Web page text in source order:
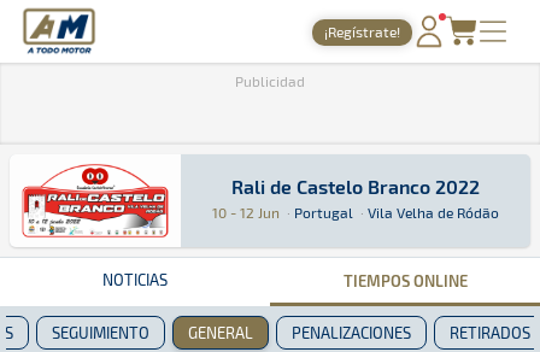
A Todo Motor · Revista del motor desde 1999
¡Regístrate!
NOTICIAS
AGENDA
GALERÍAS
TIENDA
Publicidad
Rali de Castelo Branco 2022
Rali de Castelo Branco 2022
10 - 12 Jun · Portugal · Vila Velha de Ródão
Rally · Rali de Castelo Branco 2022 · Vila
Portugal Portugal
NOTICIAS TIEMPOS ONLINE
SEGUIMIENTO GENERAL PENALIZACIONES RETIRADOS